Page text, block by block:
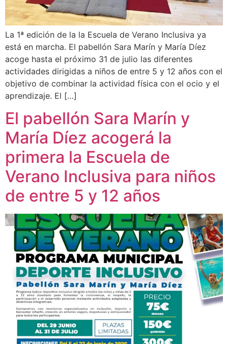
La 1ª edición de la la Escuela de Verano Inclusiva ya
está en marcha. El pabellón Sara Marín y María Díez
acoge hasta el próximo 31 de julio las diferentes
actividades dirigidas a niños de entre 5 y 12 años con el
objetivo de combinar la actividad física con el ocio y el
aprendizaje. El […]
El pabellón Sara Marín y
María Díez acogerá la
primera la Escuela de
Verano Inclusiva para niños
de entre 5 y 12 años